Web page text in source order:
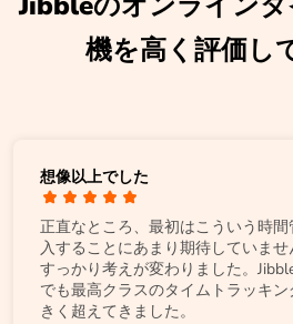
機を高く評価し
想像以上でした
正直なところ、最初はこういう時
入することにあまり期待していま
すっかり考えが変わりました。
でも最高クラスのタイムトラッキ
きく超えてきました。